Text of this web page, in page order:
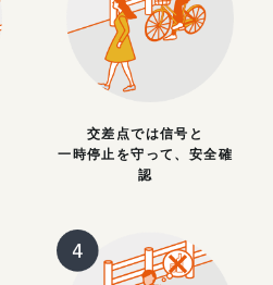
交差点では信号と
一時停止を守って、安全確
認